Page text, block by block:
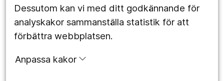
Dessutom kan vi med ditt godkännande för
analyskakor sammanställa statistik för att
förbättra webbplatsen.
Anpassa kakor
Följ oss
Facebook